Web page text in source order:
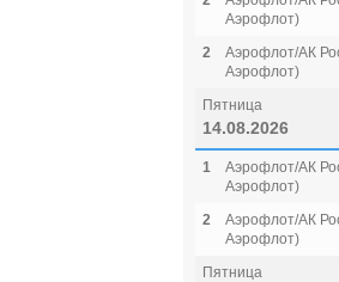
Аэрофлот)
2
Аэрофлот/АК
Аэрофлот)
Пятница
14.08.2026
1
Аэрофлот/АК
Аэрофлот)
2
Аэрофлот/АК
Аэрофлот)
Пятница